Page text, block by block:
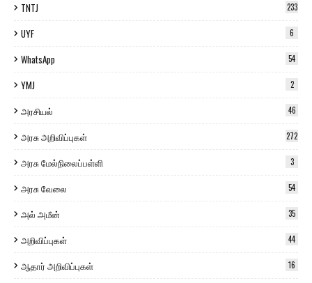
TNTJ 233
UYF 6
WhatsApp 54
YMJ 2
அரசியல் 46
அரசு அறிவிப்புகள் 272
அரசு மேல்நிலைப்பள்ளி 3
அரசு வேலை 54
அல் அமீன் 35
அறிவிப்புகள் 44
ஆதார் அறிவிப்புகள் 16